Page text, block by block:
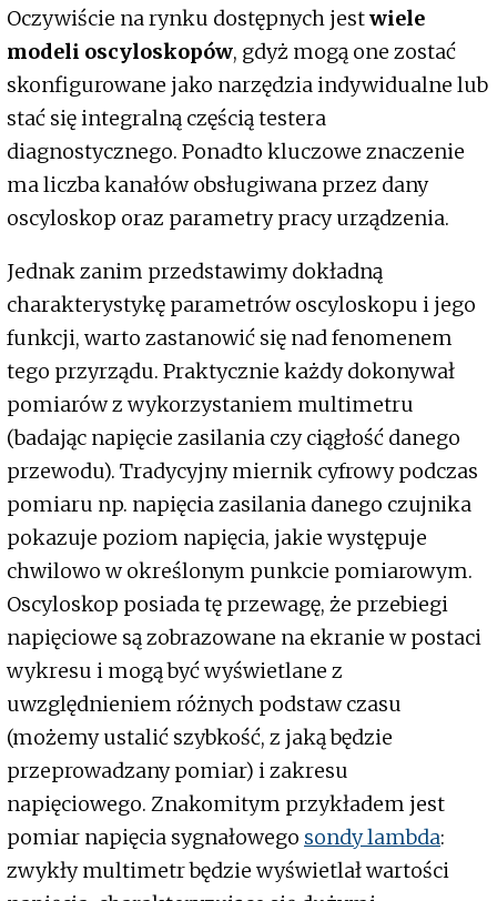
Oczywiście na rynku dostępnych jestwiele
modeli oscyloskopów, gdyż mogą one zostać
skonfigurowane jako narzędzia indywidualne lub
stać się integralną częścią testera
diagnostycznego. Ponadto kluczowe znaczenie
ma liczba kanałów obsługiwana przez dany
oscyloskop oraz parametry pracy urządzenia.
Jednak zanim przedstawimy dokładną
charakterystykę parametrów oscyloskopu i jego
funkcji, warto zastanowić się nad fenomenem
tego przyrządu. Praktycznie każdy dokonywał
pomiarów z wykorzystaniem multimetru
(badając napięcie zasilania czy ciągłość danego
przewodu). Tradycyjny miernik cyfrowy podczas
pomiaru np. napięcia zasilania danego czujnika
pokazuje poziom napięcia, jakie występuje
chwilowo w określonym punkcie pomiarowym.
Oscyloskop posiada tę przewagę, że przebiegi
napięciowe są zobrazowane na ekranie w postaci
wykresu i mogą być wyświetlane z
uwzględnieniem różnych podstaw czasu
(możemy ustalić szybkość, z jaką będzie
przeprowadzany pomiar) i zakresu
napięciowego. Znakomitym przykładem jest
pomiar napięcia sygnałowego sondy lambda:
zwykły multimetr będzie wyświetlał wartości